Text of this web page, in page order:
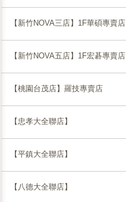
【新竹NOVA三店】1F華碩專賣店
【新竹NOVA五店】1F宏碁專賣店
【桃園台茂店】羅技專賣店
【忠孝大全聯店】
【平鎮大全聯店】
【八德大全聯店】